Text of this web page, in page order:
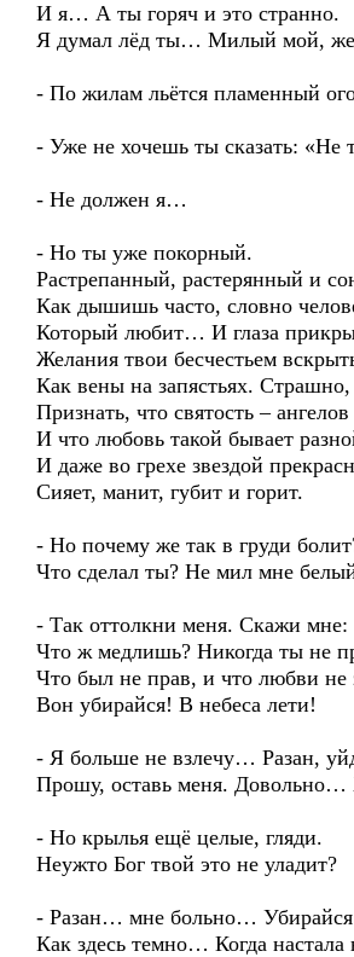
И я… А ты горяч и это странно.
Я думал лёд ты… Милый мой,
- По жилам льётся пламенный
- Уже не хочешь ты сказать: «Не
- Не должен я…
- Но ты уже покорный.
Растрепанный, растерянный и
Как дышишь часто, словно
Который любит… И глаза
Желания твои бесчестьем
Как вены на запястьях. Страшно,
Признать, что святость – ангелов
И что любовь такой бывает
И даже во грехе звездой
Сияет, манит, губит и горит.
- Но почему же так в груди
Что сделал ты? Не мил мне
- Так оттолкни меня. Скажи мне:
Что ж медлишь? Никогда ты не
Что был не прав, и что любви не
Вон убирайся! В небеса лети!
- Я больше не взлечу… Разан,
Прошу, оставь меня. Довольно…
- Но крылья ещё целые, гляди.
Неужто Бог твой это не уладит?
- Разан… мне больно… Убирайся
Как здесь темно… Когда настала